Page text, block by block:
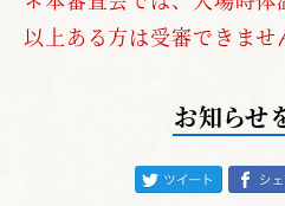
以上ある方は受審できませ
お知らせ